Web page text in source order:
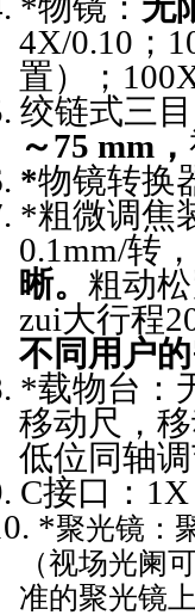
4X/0.10；
置）；
绞链式三
～75 mm，
*物镜转换
*粗微调焦
0.1mm/转，
晰。 粗动
zui大行程
不同用户
*载物台：
移动尺，
低位同轴
C接口：
*聚光镜：
（视场光阑
准的聚光镜